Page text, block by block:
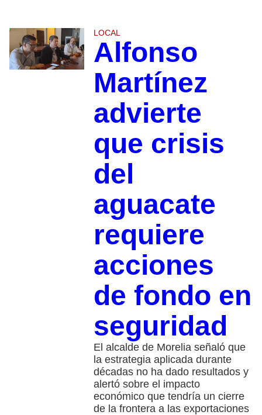
LOCAL
Alfonso
Martínez
advierte
que crisis
del
aguacate
requiere
acciones
de fondo en
seguridad
El alcalde de Morelia señaló que
la estrategia aplicada durante
décadas no ha dado resultados y
alertó sobre el impacto
económico que tendría un cierre
de la frontera a las exportaciones